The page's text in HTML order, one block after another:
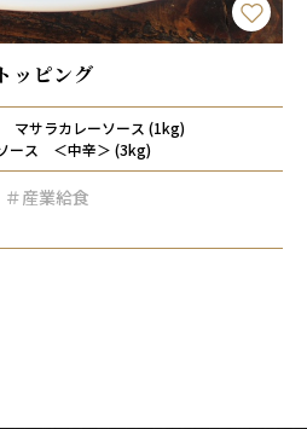
ッピング
マサラカレーソース (1kg)
ース ＜中辛＞ (3kg)
＃産業給食